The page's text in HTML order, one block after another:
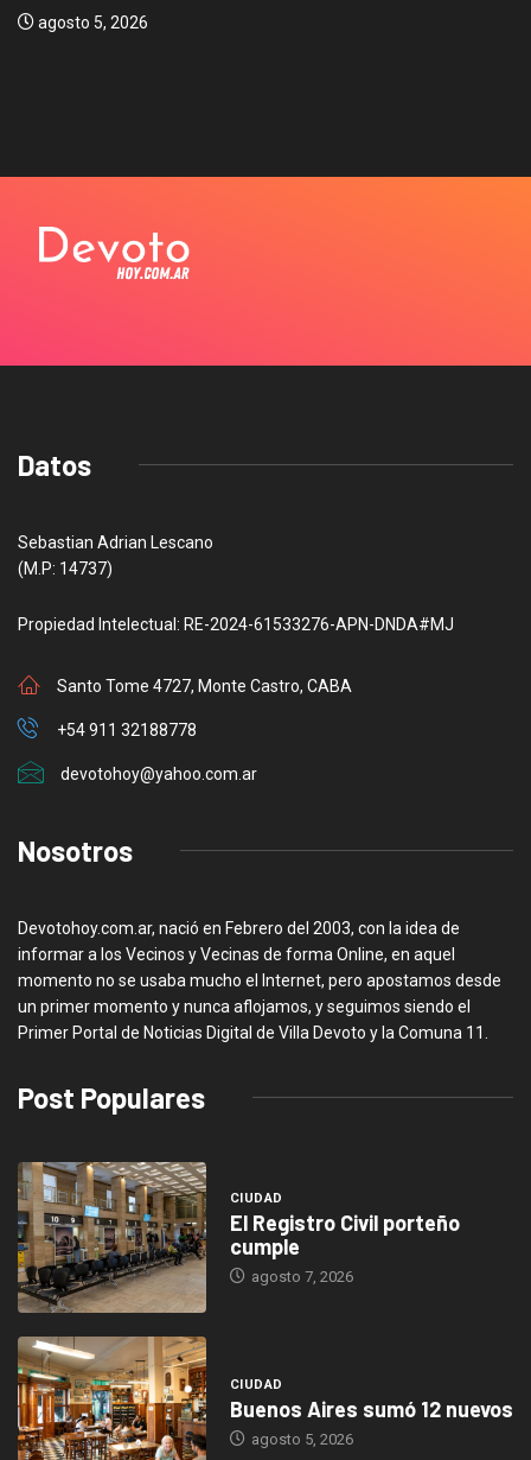
agosto 5, 2026
Datos
Sebastian Adrian Lescano
(M.P: 14737)
Propiedad Intelectual: RE-2024-61533276-APN-DNDA#MJ
Santo Tome 4727, Monte Castro, CABA
+54 911 32188778
devotohoy@yahoo.com.ar
Nosotros
Devotohoy.com.ar, nació en Febrero del 2003, con la idea de
informar a los Vecinos y Vecinas de forma Online, en aquel
momento no se usaba mucho el Internet, pero apostamos desde
un primer momento y nunca aflojamos, y seguimos siendo el
Primer Portal de Noticias Digital de Villa Devoto y la Comuna 11.
Post Populares
CIUDAD
El Registro Civil porteño
cumple
agosto 7, 2026
CIUDAD
Buenos Aires sumó 12 nuevos
agosto 5, 2026